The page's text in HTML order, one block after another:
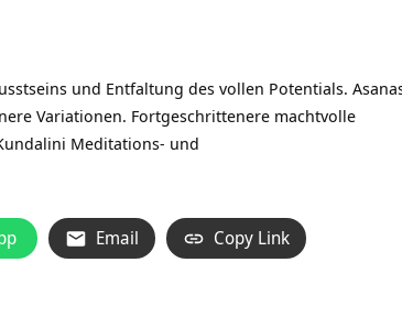
und Entfaltung des vollen Potentials.
Variationen. Fortgeschrittenere machtvolle
Meditations- und
Email Copy Link